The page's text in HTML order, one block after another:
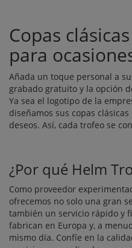
Copas
para
Añada un toque personal a
grabado gratuito y la opción
Ya sea el logotipo de la
diseñamos sus copas
deseos. Así, cada trofeo se
¿Por qué Helm
Como proveedor
ofrecemos no solo una gran
también un servicio rápido y
fabrican en Europa y, a
mismo día. Confíe en la